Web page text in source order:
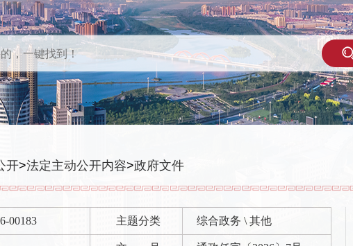
开>法定主动公开内容>政府文件
00183 主题分类 综合政务 \ 其他